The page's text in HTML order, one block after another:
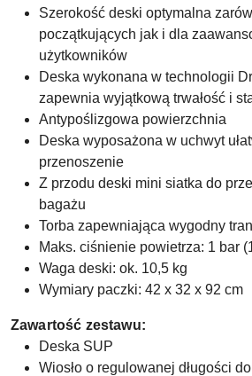
Szerokość deski optymalna
początkujących jak i dla
użytkowników
Deska wykonana w technologii
zapewnia wyjątkową trwałość i
Antypoślizgowa powierzchnia
Deska wyposażona w uchwyt
przenoszenie
Z przodu deski mini siatka do
bagażu
Torba zapewniająca wygodny
Maks. ciśnienie powietrza: 1 bar
Waga deski: ok. 10,5 kg
Wymiary paczki: 42 x 32 x 92 cm
Zawartość zestawu:
Deska SUP
Wiosło o regulowanej długości